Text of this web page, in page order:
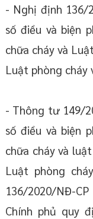
- Nghị định 136/
số điều và biện
chữa cháy và
Luật phòng cháy
- Thông tư 149/
số điều và biện
chữa cháy và
Luật phòng
136/2020/NĐ-
Chính phủ quy